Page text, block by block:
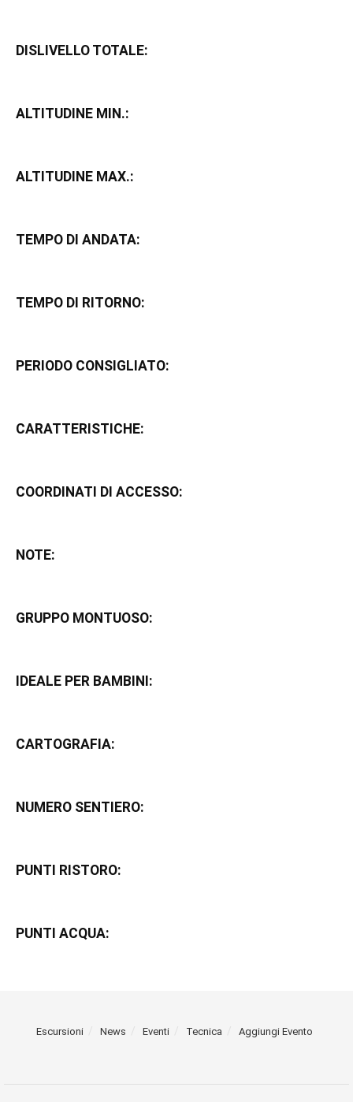
DISLIVELLO TOTALE:
ALTITUDINE MIN.:
ALTITUDINE MAX.:
TEMPO DI ANDATA:
TEMPO DI RITORNO:
PERIODO CONSIGLIATO:
CARATTERISTICHE:
COORDINATI DI ACCESSO:
NOTE:
GRUPPO MONTUOSO:
IDEALE PER BAMBINI:
CARTOGRAFIA:
NUMERO SENTIERO:
PUNTI RISTORO:
PUNTI ACQUA:
Escursioni News Eventi Tecnica Aggiungi Evento